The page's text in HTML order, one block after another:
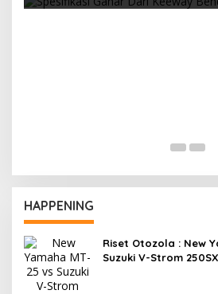
HAPPENING
Riset Otozola : New
Suzuki V-Strom